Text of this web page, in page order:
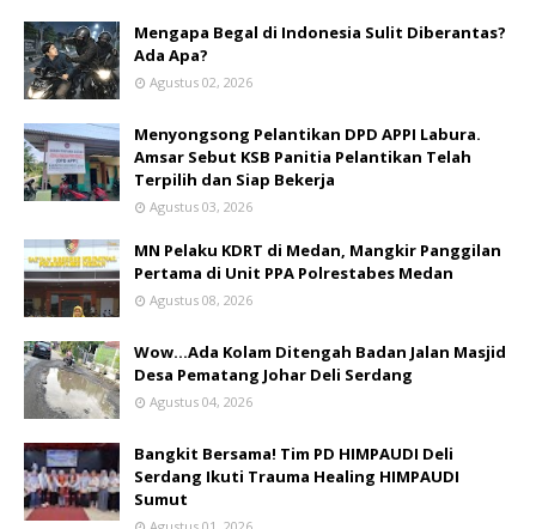
Mengapa Begal di Indonesia Sulit Diberantas?
Ada Apa?
Agustus 02, 2026
Menyongsong Pelantikan DPD APPI Labura.
Amsar Sebut KSB Panitia Pelantikan Telah
Terpilih dan Siap Bekerja
Agustus 03, 2026
MN Pelaku KDRT di Medan, Mangkir Panggilan
Pertama di Unit PPA Polrestabes Medan
Agustus 08, 2026
Wow...Ada Kolam Ditengah Badan Jalan Masjid
Desa Pematang Johar Deli Serdang
Agustus 04, 2026
Bangkit Bersama! Tim PD HIMPAUDI Deli
Serdang Ikuti Trauma Healing HIMPAUDI
Sumut